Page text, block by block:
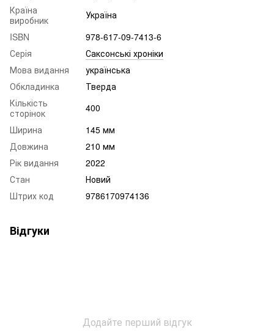
Країна
виробник
Україна
ISBN
978-617-09-7413-6
Серія
Саксонські хроніки
Мова видання
українська
Обкладинка
Тверда
Кількість
сторінок
400
Ширина
145 мм
Довжина
210 мм
Рік видання
2022
Стан
Новий
Штрих код
9786170974136
Відгуки
Додайте перший відгук